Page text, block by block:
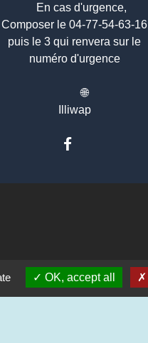
En cas d'urgence,
Composer le 04-77-54-63-
puis le 3 qui renvera sur le
numéro d'urgence
🌐
Illiwap
OK, accept all